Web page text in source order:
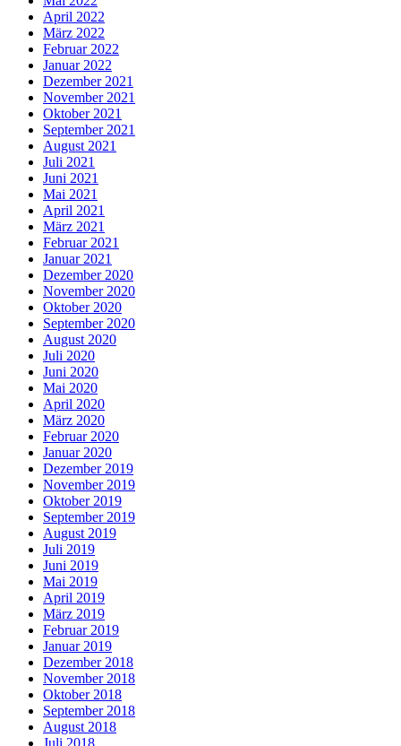
April 2022
März 2022
Februar 2022
Januar 2022
Dezember 2021
November 2021
Oktober 2021
September 2021
August 2021
Juli 2021
Juni 2021
Mai 2021
April 2021
März 2021
Februar 2021
Januar 2021
Dezember 2020
November 2020
Oktober 2020
September 2020
August 2020
Juli 2020
Juni 2020
Mai 2020
April 2020
März 2020
Februar 2020
Januar 2020
Dezember 2019
November 2019
Oktober 2019
September 2019
August 2019
Juli 2019
Juni 2019
Mai 2019
April 2019
März 2019
Februar 2019
Januar 2019
Dezember 2018
November 2018
Oktober 2018
September 2018
August 2018
Juli 2018